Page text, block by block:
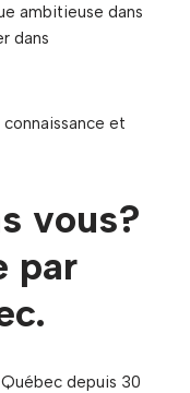
ambitieuse dans
dans
et
vous?
par
depuis 30